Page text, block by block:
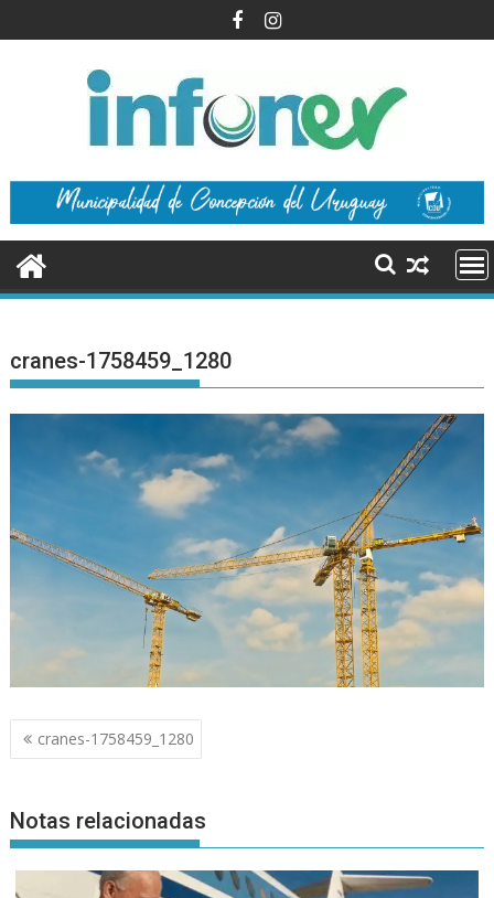
al
cranes-1758459_1280
Navegación
de
cranes-1758459_1280
Notas relacionadas